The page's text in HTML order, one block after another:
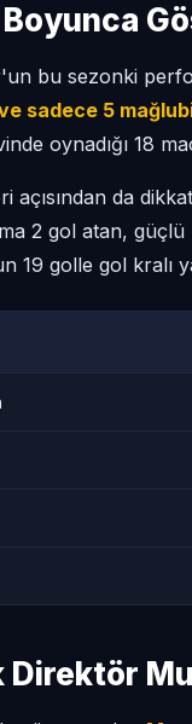
bu sezonki
sadece 5
oynadığı 18
açısından da
2 gol atan,
19 golle gol kralı
Direktör